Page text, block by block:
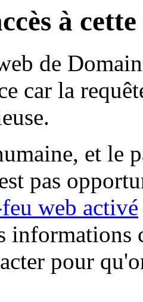
à
de
car la
et le
pas
web activé
informations
pour